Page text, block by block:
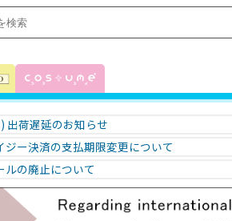
出荷遅延のお知らせ
ジー決済の支払期限変更について
ルの廃止について